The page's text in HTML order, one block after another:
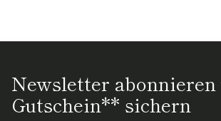
Newsletter abonnieren
Gutschein** sichern